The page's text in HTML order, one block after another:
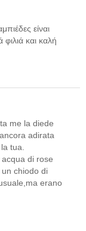
είναι
και καλή
me la diede
adirata
tua.
di rose
chiodo di
erano